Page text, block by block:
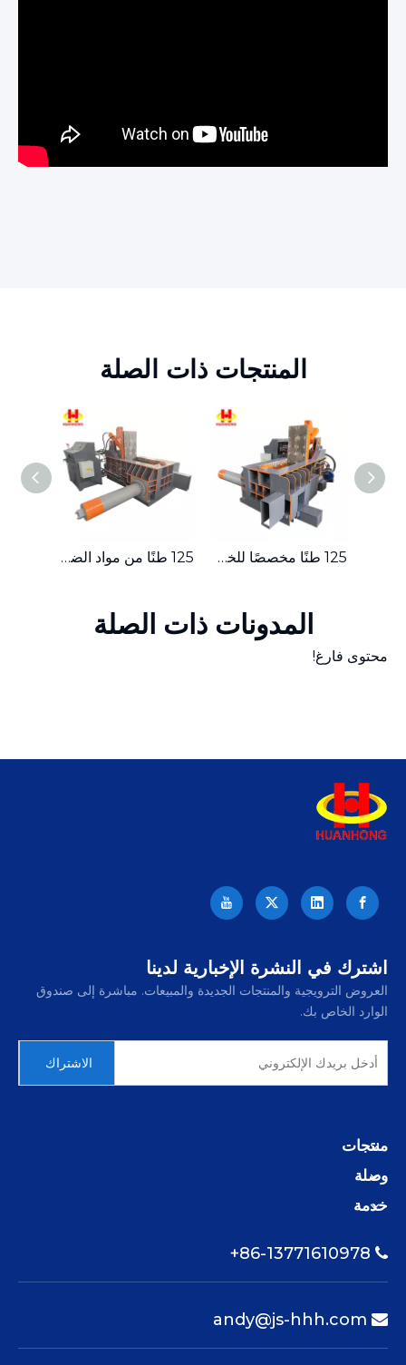
المنتجات ذات الصلة
125 طنًا من مواد الضغط الصغيرة، مكبس بالات الخردة المعدنية الهيدروليكي 125 طنًا مخصصًا للخردة المعدنية الهيدروليكية الصغيرة ذات الدفع الجانبي
المدونات ذات الصلة
محتوى فارغ!
اشترك في النشرة الإخبارية لدينا
العروض الترويجية والمنتجات الجديدة والمبيعات. مباشرة إلى صندوق
الوارد الخاص بك.
الاشتراك
منتجات
وصلة
خدمة

